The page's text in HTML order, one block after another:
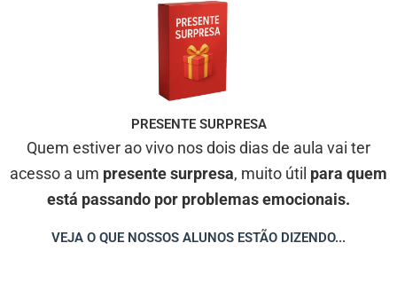
PRESENTE SURPRESA
Quem estiver ao vivo nos dois dias de aula vai ter
acesso a um presente surpresa, muito útil para quem
está passando por problemas emocionais.
VEJA O QUE NOSSOS ALUNOS ESTÃO DIZENDO...